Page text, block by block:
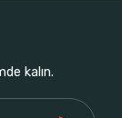
kalın.